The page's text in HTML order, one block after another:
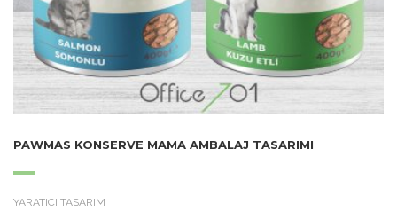
PAWMAS KONSERVE MAMA AMBALAJ TASARIMI
YARATICI TASARIM